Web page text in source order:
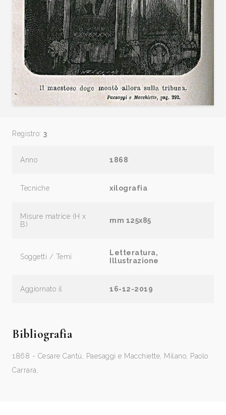
Registro: 3
Anno 1868
Tecniche xilografia
Misure matrice (H x
B)
mm 125x85
Soggetti / Temi
Letteratura,
Illustrazione
Aggiornato il 16-12-2019
Bibliografia
1868 - Cesare Cantù, Paesaggi e Macchiette, Milano, Paolo
Carrara,